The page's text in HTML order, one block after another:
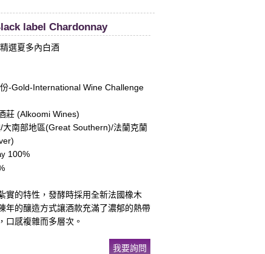
label Chardonnay
選夏多內白酒
-Gold-International Wine Challenge
莊 (Alkoomi Wines)
大南部地區(Great Southern)/法蘭克蘭
100%
實的特性，發酵時採用全新法國橡木
年的釀造方式讓酒款充滿了濃郁的熱帶
口感複雜而多層次。
我要詢問